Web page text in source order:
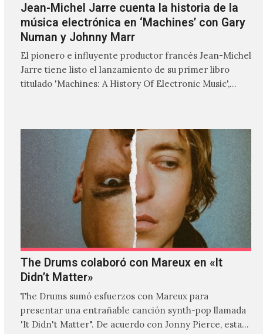
Jean-Michel Jarre cuenta la historia de la
música electrónica en ‘Machines’ con Gary
Numan y Johnny Marr
El pionero e influyente productor francés Jean-Michel
Jarre tiene listo el lanzamiento de su primer libro
titulado 'Machines: A History Of Electronic Music',
The Drums colaboró con Mareux en «It
Didn’t Matter»
The Drums sumó esfuerzos con Mareux para
presentar una entrañable canción synth-pop llamada
'It Didn't Matter". De acuerdo con Jonny Pierce, esta